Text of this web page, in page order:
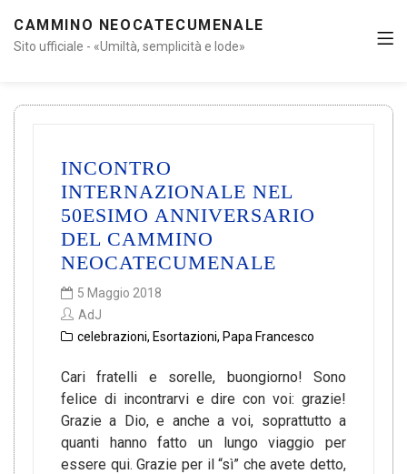
CAMMINO NEOCATECUMENALE
Sito ufficiale - «Umiltà, semplicità e lode»
INCONTRO
INTERNAZIONALE NEL
50ESIMO ANNIVERSARIO
DEL CAMMINO
NEOCATECUMENALE
5 Maggio 2018
AdJ
celebrazioni, Esortazioni, Papa Francesco
Cari fratelli e sorelle, buongiorno! Sono
felice di incontrarvi e dire con voi: grazie!
Grazie a Dio, e anche a voi, soprattutto a
quanti hanno fatto un lungo viaggio per
essere qui. Grazie per il “sì” che avete detto,